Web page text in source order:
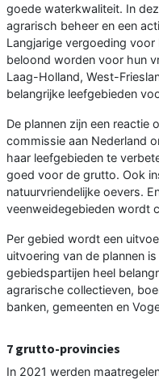
goede waterkwaliteit. In
agrarisch beheer en een
Langjarige vergoeding
beloond worden voor hun
Laag-Holland, West-
belangrijke leefgebieden
De plannen zijn een reactie
commissie aan Nederland
haar leefgebieden te
goed voor de grutto. Ook
natuurvriendelijke oevers.
veenweidegebieden wordt
Per gebied wordt een
uitvoering van de plannen
gebiedspartijen heel
agrarische collectieven,
banken, gemeenten en
7 grutto-provincies
In 2021 werden